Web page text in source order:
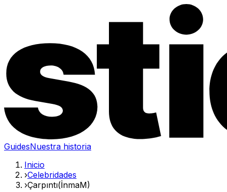
GuidesNuestra historia
Inicio
›Celebridades
›Çarpıntı(İnmaM)